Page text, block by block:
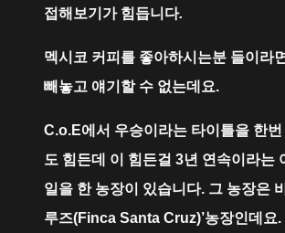
접해보기가 힘듭니다.
멕시코 커피를 좋아하시는분 들이라
빼놓고 얘기할 수 없는데요.
C.o.E에서 우승이라는 타이틀을 한
도 힘든데 이 힘든걸 3년 연속이라는
일을 한 농장이 있습니다. 그 농장은
루즈(Finca Santa Cruz)’농장인데요.